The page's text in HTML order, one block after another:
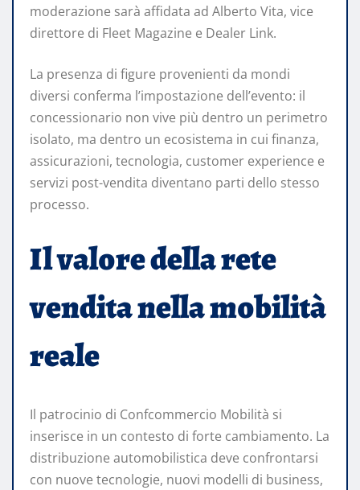
moderazione sarà affidata ad Alberto Vita, vice
direttore di Fleet Magazine e Dealer Link.
La presenza di figure provenienti da mondi
diversi conferma l’impostazione dell’evento: il
concessionario non vive più dentro un perimetro
isolato, ma dentro un ecosistema in cui finanza,
assicurazioni, tecnologia, customer experience e
servizi post-vendita diventano parti dello stesso
processo.
Il valore della rete
vendita nella mobilità
reale
Il patrocinio di Confcommercio Mobilità si
inserisce in un contesto di forte cambiamento. La
distribuzione automobilistica deve confrontarsi
con nuove tecnologie, nuovi modelli di business,